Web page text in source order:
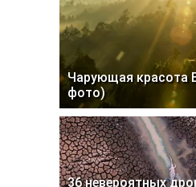
Чарующая красота
фото)
36 невероятных